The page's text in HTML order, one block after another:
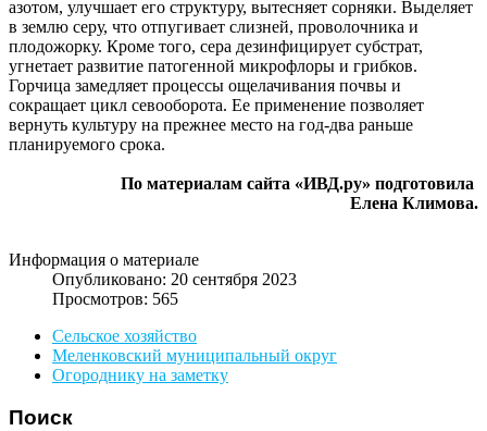
азотом, улучшает его структуру, вытесняет сорняки. Выделяет
в землю серу, что отпугивает слизней, проволочника и
плодожорку. Кроме того, сера дезинфицирует субстрат,
угнетает развитие патогенной микрофлоры и грибков.
Горчица замедляет процессы ощелачивания почвы и
сокращает цикл севооборота. Ее применение позволяет
вернуть культуру на прежнее место на год-два раньше
планируемого срока.
По материалам сайта «ИВД.ру» подготовила
Елена Климова.
Информация о материале
Опубликовано: 20 сентября 2023
Просмотров: 565
Сельское хозяйство
Меленковский муниципальный округ
Огороднику на заметку
Поиск